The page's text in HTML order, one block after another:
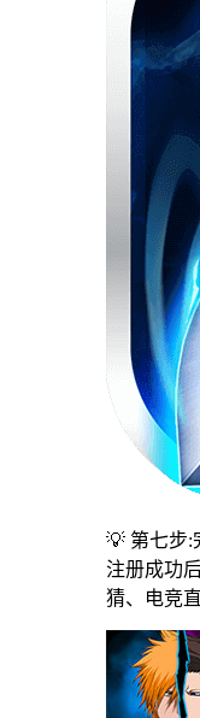
💡 第七步:
注册成功
猜、电竞